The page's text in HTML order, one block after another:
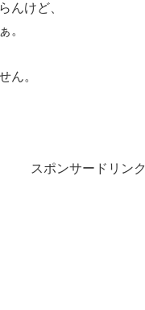
んけど、
。
ん。
スポンサードリンク